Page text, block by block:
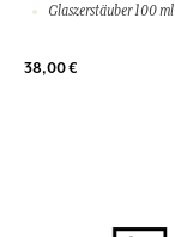
Glaszerstäuber 100 ml
38,00 €